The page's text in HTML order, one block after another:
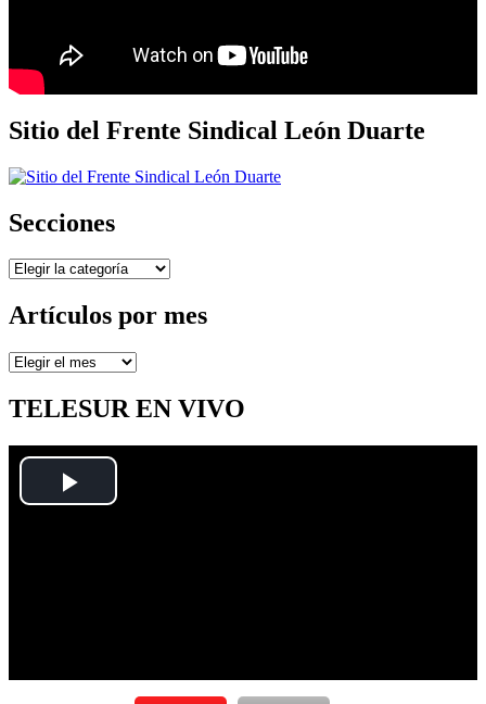
Sitio del Frente Sindical León Duarte
Secciones
Secciones
Artículos por mes
Artículos
mes
TELESUR EN VIVO